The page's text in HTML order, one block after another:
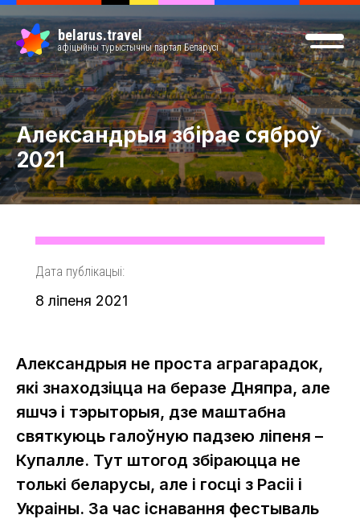
belarus.travel
афіцыйны турыстычны партал Беларусі
Александрыя збірае сяброў
2021
Дата публікацыі:
8 ліпеня 2021
Александрыя не проста аграгарадок,
які знаходзіцца на беразе Дняпра, але
яшчэ і тэрыторыя, дзе маштабна
святкуюць галоўную падзею ліпеня –
Купалле. Тут штогод збіраюцца не
толькі беларусы, але і госці з Расіі і
Украіны. За час існавання фестываль